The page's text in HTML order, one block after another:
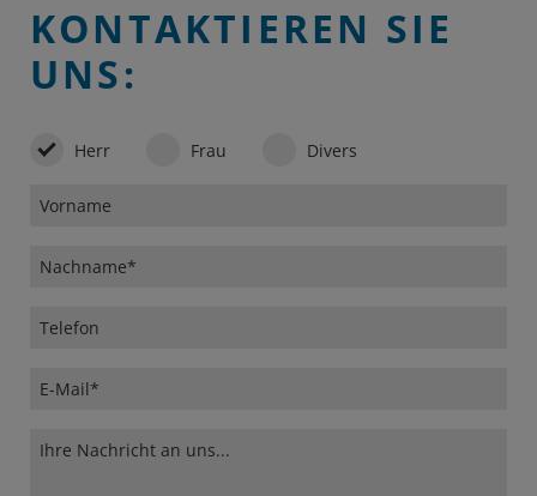
KONTAKTIEREN SIE
UNS:
Herr Frau Divers